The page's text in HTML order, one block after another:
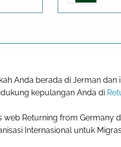
Anda berada di Jerman dan
kepulangan Anda di
web Returning from Germany
Internasional untuk